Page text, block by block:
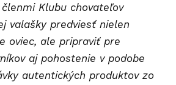
Klubu chovateľov
valašky predviesť nielen
oviec, ale pripraviť pre
aj pohostenie v podobe
autentických produktov zo